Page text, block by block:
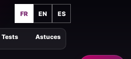
FR EN ES
Astuces
Tests